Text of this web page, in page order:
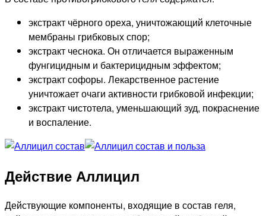
экстракт чёрного ореха, уничтожающий клеточные
мембраны грибковых спор;
экстракт чеснока. Он отличается выраженным
фунгицидным и бактерицидным эффектом;
экстракт софоры. Лекарственное растение
уничтожает очаги активности грибковой инфекции;
экстракт чистотела, уменьшающий зуд, покраснение
и воспаление.
Действие Аллицил
Действующие компоненты, входящие в состав геля,